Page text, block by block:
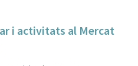
i activitats al Mercat